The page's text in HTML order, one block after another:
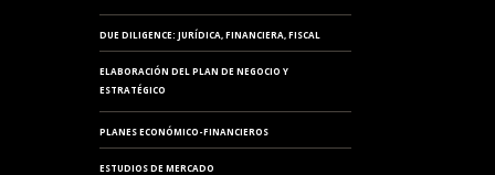
DUE DILIGENCE: JURÍDICA, FINANCIERA, FISCAL
ELABORACIÓN DEL PLAN DE NEGOCIO Y
ESTRATÉGICO
PLANES ECONÓMICO-FINANCIEROS
ESTUDIOS DE MERCADO